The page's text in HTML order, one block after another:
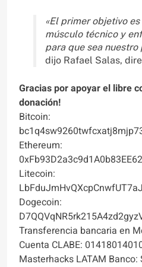
«El primer objetivo
músculo técnico y
para que sea
dijo Rafael Salas,
Gracias por apoyar el libre
donación!
Bitcoin:
Ethereum:
Litecoin:
Dogecoin:
Transferencia bancaria en
Cuenta CLABE:
Masterhacks LATAM Banco: